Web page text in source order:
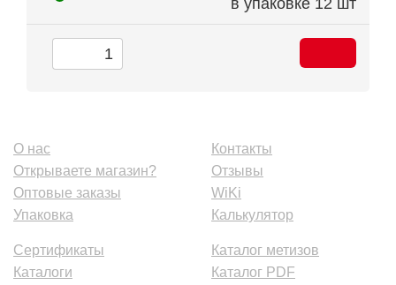
в упаковке 12 шт
О нас
Открываете магазин?
Оптовые заказы
Упаковка
Контакты
Отзывы
WiKi
Калькулятор
Сертификаты
Каталоги
Каталог метизов
Каталог PDF